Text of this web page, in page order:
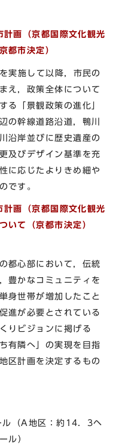
画（京都国際文化観光
都市決定）
実施して以降，市民の
え，政策全体について
る「景観政策の進化」
の幹線道路沿道，鴨川
沿岸並びに歴史遺産の
及びデザイン基準を充
に応じたよりきめ細や
です。
画（京都国際文化観光
いて（京都市決定）
都心部において，伝統
豊かなコミュニティを
身世帯が増加したこと
進が必要とされている
りビジョンに掲げる
有隣へ」の実現を目指
区計画を決定するもの
（A地区：約14．3ヘ
ル）